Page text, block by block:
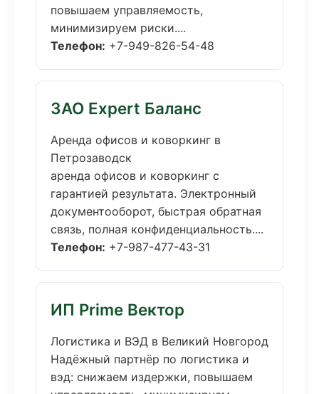
повышаем управляемость,
минимизируем риски....
Телефон: +7-949-826-54-48
ЗАО Expert Баланс
Аренда офисов и коворкинг в
Петрозаводск
аренда офисов и коворкинг с
гарантией результата. Электронный
документооборот, быстрая обратная
связь, полная конфиденциальность....
Телефон: +7-987-477-43-31
ИП Prime Вектор
Логистика и ВЭД в Великий Новгород
Надёжный партнёр по логистика и
вэд: снижаем издержки, повышаем